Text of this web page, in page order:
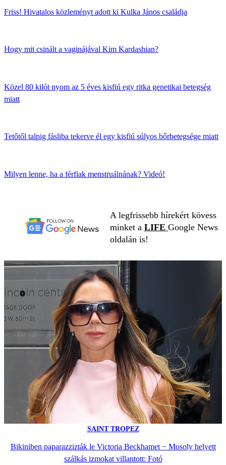
Friss! Hivatalos közleményt adott ki Kulka János családja
Hogy mit csinált a vaginájával Kim Kardashian?
Közel 80 kilót nyom az 5 éves kisfiú egy ritka genetikai betegség
miatt
Tetőtől talpig fásliba tekerve él egy kisfiú súlyos bőrbetegsége miatt
Milyen lenne, ha a férfiak menstruálnának? Videó!
A legfrissebb hírekért kövess
minket a LIFE Google News
oldalán is!
SAINT TROPEZ
Bikiniben paparazzizták le Victoria Beckhamet − Mosoly helyett
szálkás izmokat villantott: Fotó